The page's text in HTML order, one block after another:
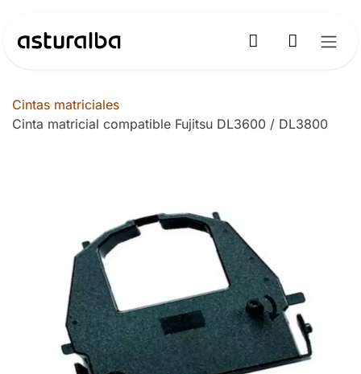
Cintas matriciales
Cinta matricial compatible Fujitsu DL3600 / DL3800